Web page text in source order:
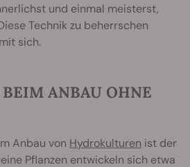
und einmal meisterst,
Technik zu beherrschen
sich.
ANBAU OHNE
Anbau von Hydrokulturen ist der
Pflanzen entwickeln sich etwa